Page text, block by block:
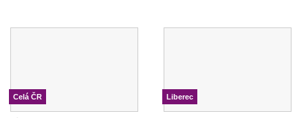
Celá ČR Liberec